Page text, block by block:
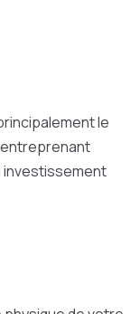
le
investissement